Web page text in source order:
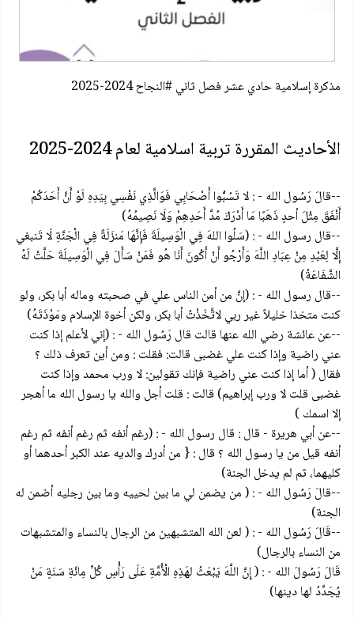
مذكرة إسلامية حادي عشر فصل ثاني #النجاح 2024-2025
الأحاديث المقررة تربية اسلامية لعام 2024-2025
--قالَ رَسُول الله - : لا تَسُبُّوا أَصْحَابِي فَوَالَّذِي نَفْسِي بِيَدِهِ لَوْ أَنَّ أَحَدَكُمْ
أَنْفَقَ مِثْلَ أحدٍ ذَهَبًا مَا أَدْرَكَ مُدَّ أَحَدِهِمْ وَلَا نَصِيمُهُ)
--قال رسول الله - : (سَلُوا اللهَ فِي الْوَسِيلَةَ فَإِنَّهَا مَنزَلَةٌ فِي الْجَنَّةِ لَا تَنبغي
إِلَّا لِعَبْدِ مِنْ عِبَادِ اللَّهَ وَأَرْجُو أَنْ أَكُونَ أَنَا هُو فَمَنْ سَأَلَ فِي الْوَسِيلَةَ حَلَّتْ لَهُ
الشَّفَاعَةُ)
--قال رسول الله - : (إنَّ من أمن الناس علي في صحبته وماله أبا بكر، ولو
كنت متخذا خليلاً غير ربي لاتَّخَذْتُ أبا بكر، ولكن أخوة الإسلام ومَوْذَتَهُ)
--عن عائشة رضي الله عنها قالت قال رَسُول الله - : (إني لأعلم إذا كنت
عني راضية وإذا كنت علي غضبى قالت: فقلت : ومن أين تعرف ذلك ؟
فقال ( أما إذا كنت عني راضية فإنك تقولين: لا ورب محمد وإذا كنت
غضبى قلت لا ورب إبراهيم) قالت : قلت أجل والله يا رسول الله ما أهجر
إلا اسمك )
--عن أبي هريرة - قال : قال رسول الله - : (رغم أنفه ثم رغم أنفه ثم رغم
أنفه قيل من يا رسول الله ؟ قال : { من أدرك والديه عند الكبر أحدهما أو
كليهما، ثم لم يدخل الجنة)
--قالَ رَسُول الله - : ( من يضمن لي ما بين لحييه وما بين رجليه أضمن له
الجنة)
--قَالَ رَسُول الله - : ( لعن الله المتشبهين من الرجال بالنساء والمتشبهات
من النساء بالرجال)
قَالَ رَسُولَ الله - : ( إِنَّ اللَّهَ يَبْعَثُ لهَذِهِ الْأُمَّةِ عَلَى رَأْسِ كُلِّ مِائَةِ سَنَةٍ مَنْ
يُجَدِّدُ لها دينها)